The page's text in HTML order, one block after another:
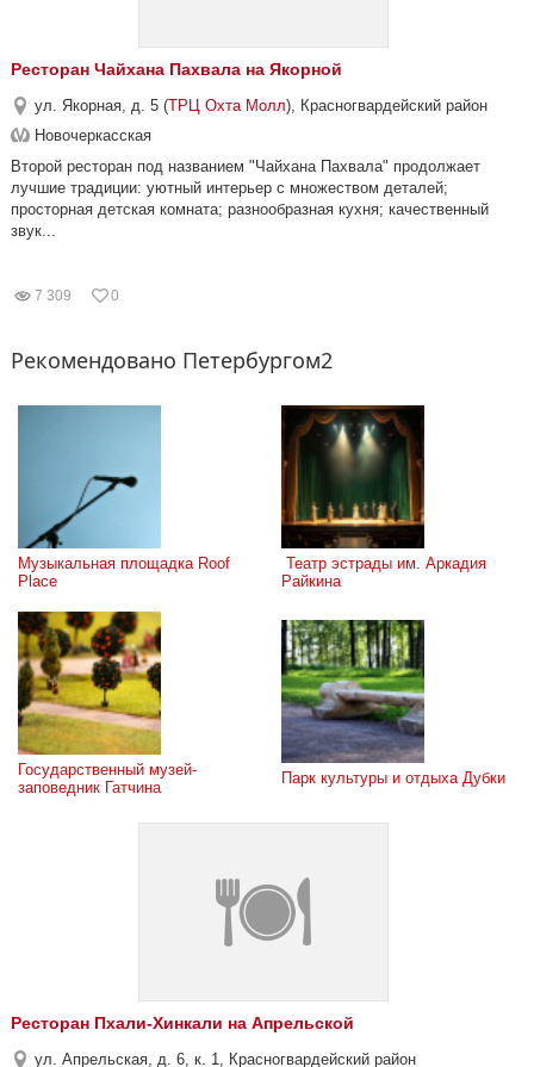
Ресторан Чайхана Пахвала на Якорной
ул. Якорная, д. 5 (ТРЦ Охта Молл), Красногвардейский район
Новочеркасская
Второй ресторан под названием "Чайхана Пахвала" продолжает
лучшие традиции: уютный интерьер с множеством деталей;
просторная детская комната; разнообразная кухня; качественный
звук...
7 309 0
Рекомендовано Петербургом2
Музыкальная площадка Roof
Place
Райкина
Государственный музей-
заповедник Гатчина
Парк культуры и отдыха Дубки
Ресторан Пхали-Хинкали на Апрельской
ул. Апрельская, д. 6, к. 1, Красногвардейский район